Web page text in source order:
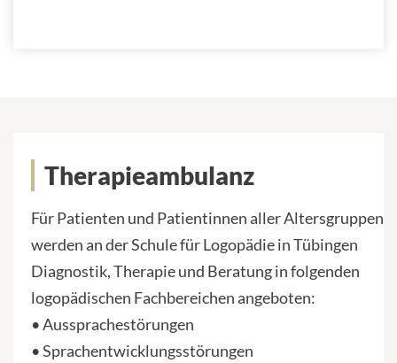
Therapieambulanz
Für Patienten und Patientinnen aller Altersgruppen
werden an der Schule für Logopädie in Tübingen
Diagnostik, Therapie und Beratung in folgenden
logopädischen Fachbereichen angeboten:
• Aussprachestörungen
• Sprachentwicklungsstörungen